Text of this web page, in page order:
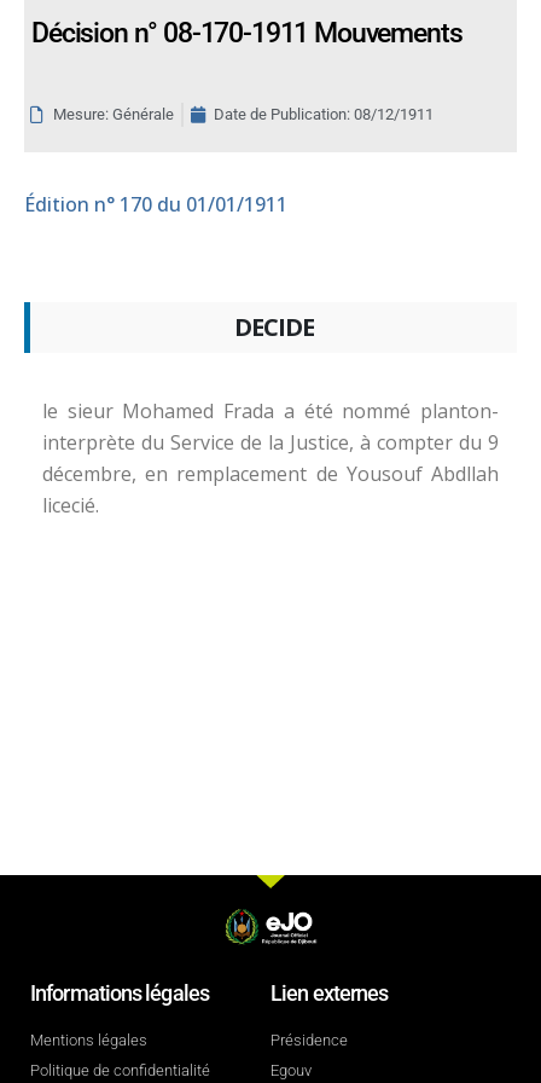
Décision n° 08-170-1911 Mouvements
Mesure: Générale Date de Publication: 08/12/1911
Édition n° 170 du 01/01/1911
DECIDE
le sieur Mohamed Frada a été nommé planton-
interprète du Service de la Justice, à compter du 9
décembre, en remplacement de Yousouf Abdllah
licecié.
Informations légales
Mentions légales
Politique de confidentialité
Lien externes
Présidence
Egouv